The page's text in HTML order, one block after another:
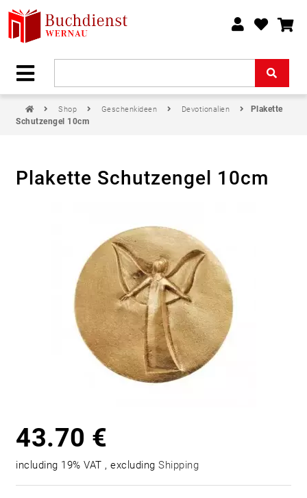
Shop Geschenkideen Devotionalien
Plakette
Schutzengel 10cm
Plakette Schutzengel 10cm
43.70 €
including 19% VAT , excluding Shipping